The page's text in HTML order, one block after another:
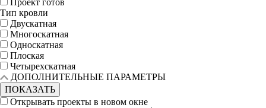
Тип кровли
Двускатная
Многоскатная
Односкатная
Плоская
Четырехскатная
ДОПОЛНИТЕЛЬНЫЕ ПАРАМЕТРЫ
ПОКАЗАТЬ
Открывать проекты в новом окне